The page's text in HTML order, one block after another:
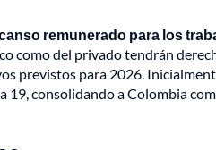
remunerado para los
como del privado tendrán
previstos para 2026.
19, consolidando a Colombia